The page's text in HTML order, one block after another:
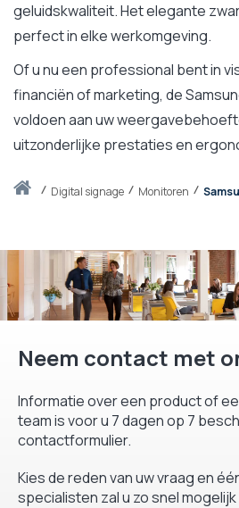
Thuisdigital signage Monitoren
geluidskwaliteit. Het elegante
perfect in elke werkomgeving.
Of u nu een professional bent in
financiën of marketing, de
voldoen aan uw
uitzonderlijke prestaties en
Neem contact met
Informatie over een product of
team is voor u 7 dagen op 7
contactformulier.
Kies de reden van uw vraag en
specialisten zal u zo snel